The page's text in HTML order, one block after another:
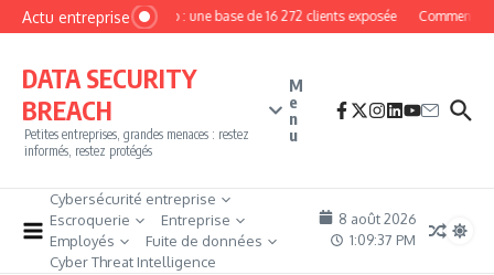
Aller au contenu
Actu entrepriseMyPhoto : une base de 16 272 clients exposée Comment
DATA SECURITY
BREACH
Petites entreprises, grandes menaces : restez
informés, restez protégés
M
e
n
u
Cybersécurité entreprise
Escroquerie
Entreprise
Employés
Fuite de données
Cyber Threat Intelligence
8 août 2026
1:09:38 PM